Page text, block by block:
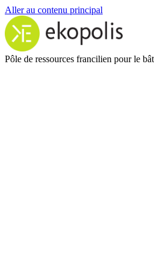
Aller au contenu principal
Pôle de ressources francilien pour le